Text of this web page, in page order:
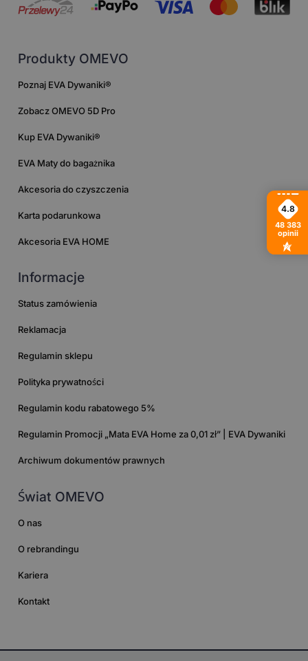
Produkty OMEVO
Poznaj EVA Dywaniki®
Zobacz OMEVO 5D Pro
Kup EVA Dywaniki®
EVA Maty do bagażnika
Akcesoria do czyszczenia
Karta podarunkowa
Akcesoria EVA HOME
Informacje
Status zamówienia
Reklamacja
Regulamin sklepu
Polityka prywatności
Regulamin kodu rabatowego 5%
Regulamin Promocji „Mata EVA Home za 0,01 zł” | EVA Dywaniki
Archiwum dokumentów prawnych
Świat OMEVO
O nas
O rebrandingu
Kariera
Kontakt
4.8
48 383
opinii